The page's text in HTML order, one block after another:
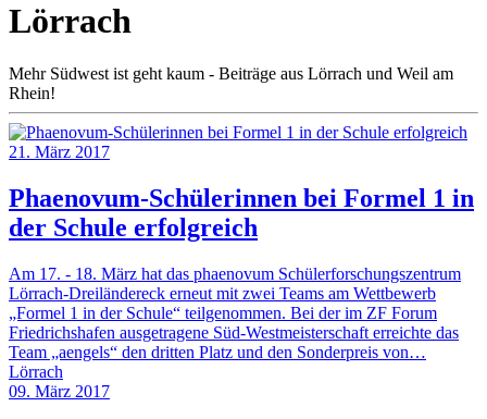
Lörrach
Mehr Südwest ist geht kaum - Beiträge aus Lörrach und Weil am
Rhein!
21. März 2017
Phaenovum-Schülerinnen bei Formel 1 in
der Schule erfolgreich
Am 17. - 18. März hat das phaenovum Schülerforschungszentrum
Lörrach-Dreiländereck erneut mit zwei Teams am Wettbewerb
„Formel 1 in der Schule“ teilgenommen. Bei der im ZF Forum
Friedrichshafen ausgetragene Süd-Westmeisterschaft erreichte das
Team „aengels“ den dritten Platz und den Sonderpreis von…
Lörrach
09. März 2017